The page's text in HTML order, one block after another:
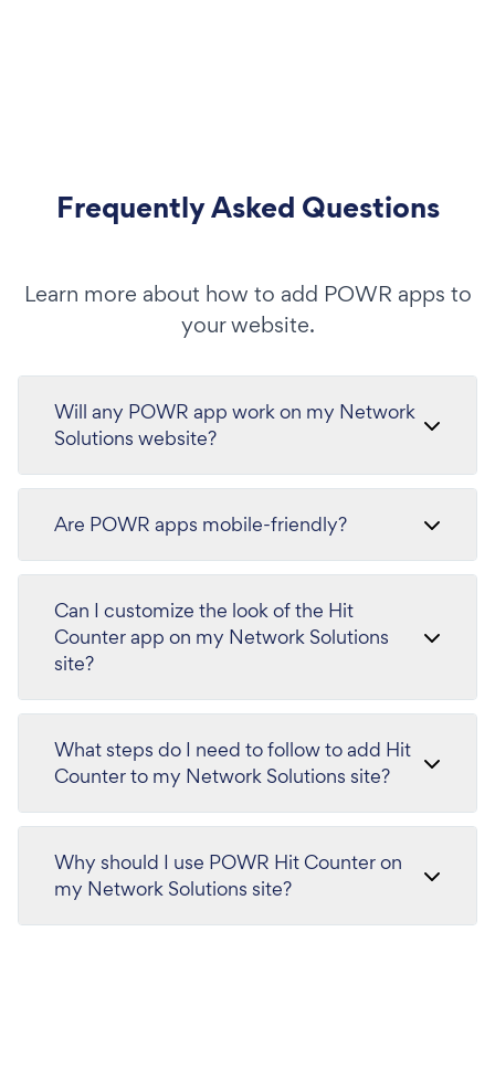
Frequently Asked Questions
Learn more about how to add POWR apps to
your website.
Will any POWR app work on my Network
Solutions website?
Are POWR apps mobile-friendly?
Can I customize the look of the Hit
Counter app on my Network Solutions
site?
What steps do I need to follow to add Hit
Counter to my Network Solutions site?
Why should I use POWR Hit Counter on
my Network Solutions site?